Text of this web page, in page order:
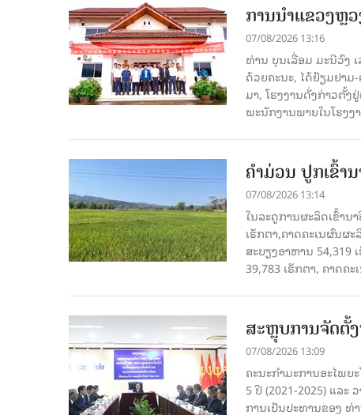
ການນຳແຂວງຫຼ
07/08/2026 13:16
ທ່ານ ບຸນເລື່ອມ ມະນີວົງ
ດ້ວຍຄະນະ, ໄດ້ຢ້ຽມຢາ
ມາ, ໂຮງ​ງານ​ດັ່ງ​ກ່າວຕັ້
ພະນັກງານພາຍໃນໂຮງງ
ຄໍາມ່ວນ ປູກເຂົ້າ
07/08/2026 13:14
ໃນລະດູການຜະລິດເຂົ້າ
ເຮັກຕາ,ຄາດຄະເນຜົນຜ
ສະບຽງອາຫານ 54,319
39,783 ເຮັກຕາ, ຄາດຄ
ສະຫຼຸບການຈັດຕັ້
07/08/2026 13:09
ຄະນະກຳມະການອະໄພ
5 ປີ (2021-2025) ແລ
ການເປັນປະທານຂອງ